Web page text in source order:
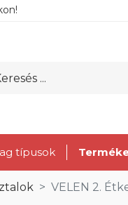
típusok
VELEN 2.